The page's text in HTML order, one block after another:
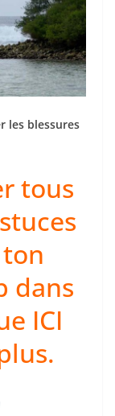
les blessures
tous
dans
ICI